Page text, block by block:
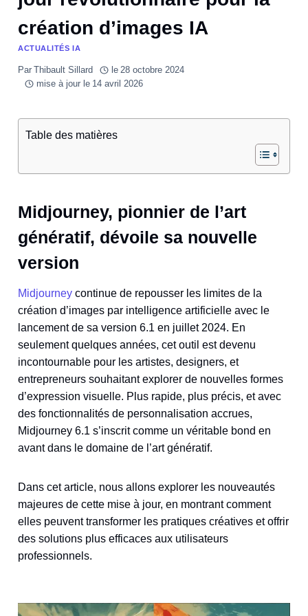
création d’images IA
ACTUALITÉS IA
Par Thibault Sillard le 28 octobre 2024
mise à jour le 14 avril 2026
Table des matières
Midjourney, pionnier de l’art
génératif, dévoile sa nouvelle
version
Midjourney continue de repousser les limites de la
création d’images par intelligence artificielle avec le
lancement de sa version 6.1 en juillet 2024. En
seulement quelques années, cet outil est devenu
incontournable pour les artistes, designers, et
entrepreneurs souhaitant explorer de nouvelles formes
d’expression visuelle. Plus rapide, plus précis, et avec
des fonctionnalités de personnalisation accrues,
Midjourney 6.1 s’inscrit comme un véritable bond en
avant dans le domaine de l’art génératif.
Dans cet article, nous allons explorer les nouveautés
majeures de cette mise à jour, en montrant comment
elles peuvent transformer les pratiques créatives et offrir
des solutions plus efficaces aux utilisateurs
professionnels.